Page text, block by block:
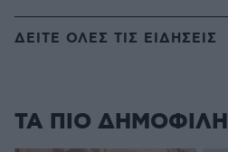
ΔΕΙΤΕ ΟΛΕΣ ΤΙΣ ΕΙΔΗΣΕΙΣ
ΤΑ ΠΙΟ ΔΗΜΟΦΙΛΗ